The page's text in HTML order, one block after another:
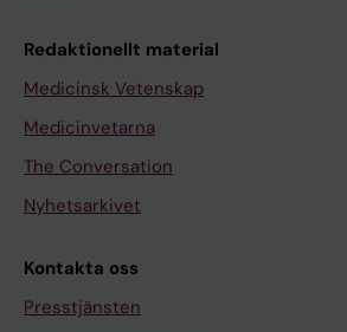
Redaktionellt material
Medicinsk Vetenskap
Medicinvetarna
The Conversation
Nyhetsarkivet
Kontakta oss
Presstjänsten